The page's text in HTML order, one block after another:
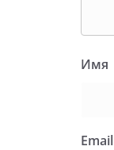
Имя
Email